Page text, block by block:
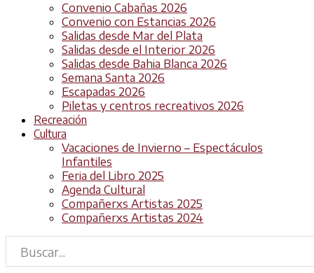
Convenio Cabañas 2026
Convenio con Estancias 2026
Salidas desde Mar del Plata
Salidas desde el Interior 2026
Salidas desde Bahia Blanca 2026
Semana Santa 2026
Escapadas 2026
Piletas y centros recreativos 2026
Recreación
Cultura
Vacaciones de Invierno – Espectáculos
Infantiles
Feria del Libro 2025
Agenda Cultural
Compañerxs Artistas 2025
Compañerxs Artistas 2024